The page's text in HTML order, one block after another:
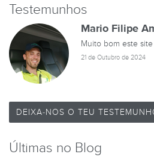
Testemunhos
Mario Filipe
Muito bom este
21 de Outubro de 2024
DEIXA-NOS O TEU
Últimas no Blog